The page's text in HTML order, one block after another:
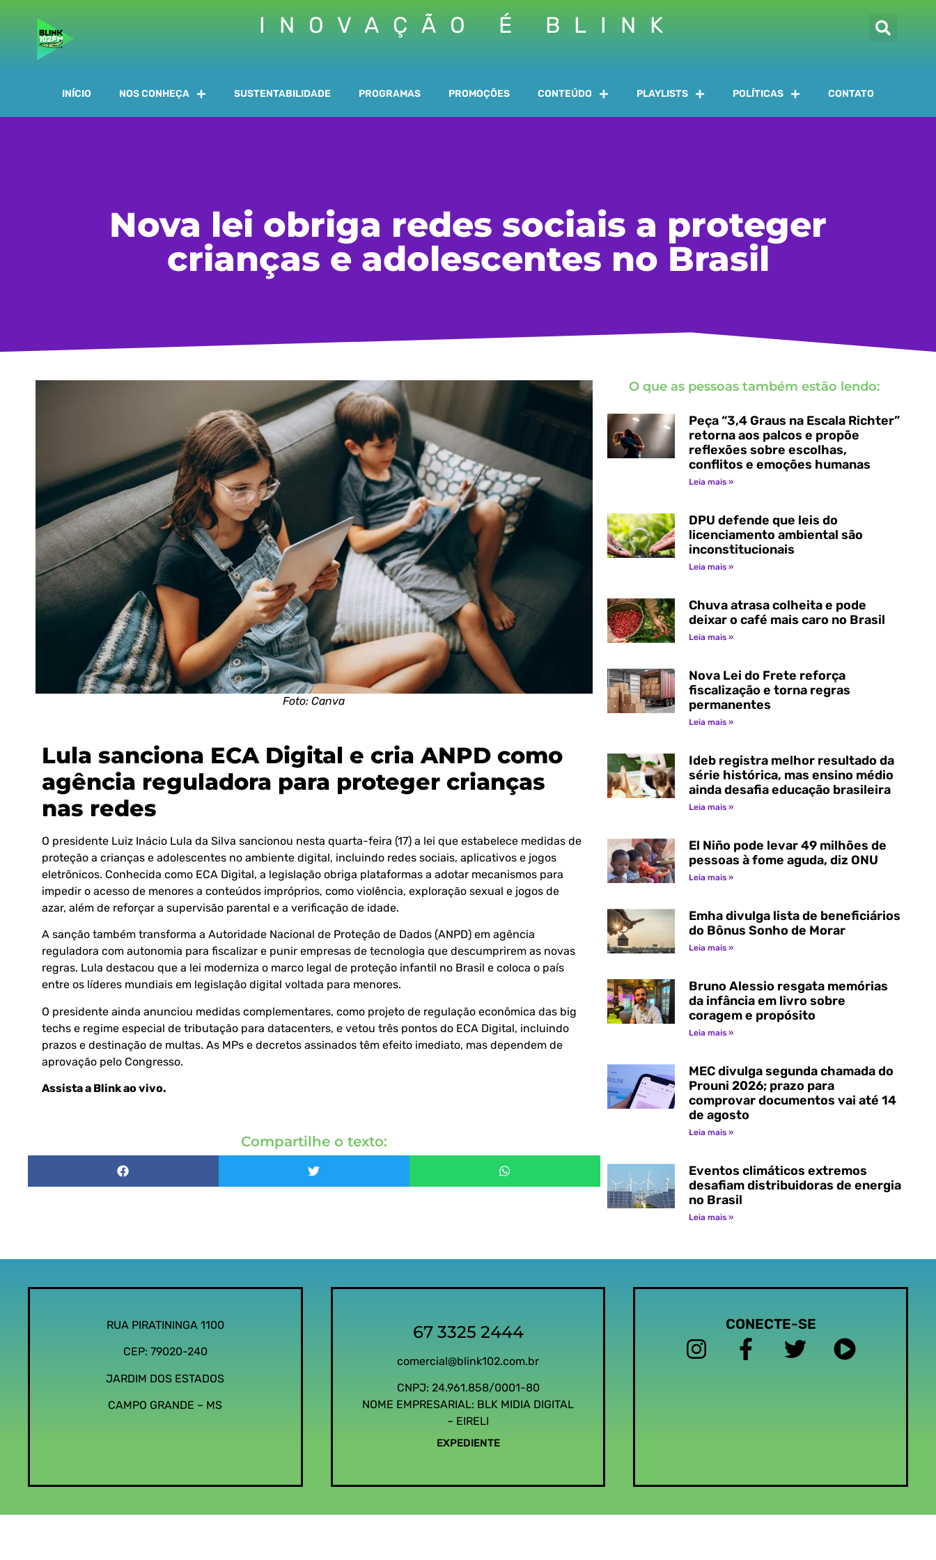
INOVAÇÃO É BLINK
INÍCIO NOS CONHEÇA SUSTENTABILIDADE PROGRAMAS PROMOÇÕES CONTEÚDO PLAYLISTS POLÍTICAS CONTATO
Nova lei obriga redes sociais a proteger
crianças e adolescentes no Brasil
Foto: Canva
Lula sanciona ECA Digital e cria ANPD como
agência reguladora para proteger crianças
nas redes
O presidente Luiz Inácio Lula da Silva sancionou nesta quarta-feira (17) a lei que estabelece medidas de
proteção a crianças e adolescentes no ambiente digital, incluindo redes sociais, aplicativos e jogos
eletrônicos. Conhecida como ECA Digital, a legislação obriga plataformas a adotar mecanismos para
impedir o acesso de menores a conteúdos impróprios, como violência, exploração sexual e jogos de
azar, além de reforçar a supervisão parental e a verificação de idade.
A sanção também transforma a Autoridade Nacional de Proteção de Dados (ANPD) em agência
reguladora com autonomia para fiscalizar e punir empresas de tecnologia que descumprirem as novas
regras. Lula destacou que a lei moderniza o marco legal de proteção infantil no Brasil e coloca o país
entre os líderes mundiais em legislação digital voltada para menores.
O presidente ainda anunciou medidas complementares, como projeto de regulação econômica das big
techs e regime especial de tributação para datacenters, e vetou três pontos do ECA Digital, incluindo
prazos e destinação de multas. As MPs e decretos assinados têm efeito imediato, mas dependem de
aprovação pelo Congresso.
Assista a Blink ao vivo.
Compartilhe o texto:
O que as pessoas também estão lendo:
Peça “3,4 Graus na Escala Richter”
retorna aos palcos e propõe
reflexões sobre escolhas,
conflitos e emoções humanas
Leia mais »
DPU defende que leis do
licenciamento ambiental são
inconstitucionais
Leia mais »
Chuva atrasa colheita e pode
deixar o café mais caro no Brasil
Leia mais »
Nova Lei do Frete reforça
fiscalização e torna regras
permanentes
Leia mais »
Ideb registra melhor resultado da
série histórica, mas ensino médio
ainda desafia educação brasileira
Leia mais »
El Niño pode levar 49 milhões de
pessoas à fome aguda, diz ONU
Leia mais »
Emha divulga lista de beneficiários
do Bônus Sonho de Morar
Leia mais »
Bruno Alessio resgata memórias
da infância em livro sobre
coragem e propósito
Leia mais »
MEC divulga segunda chamada do
Prouni 2026; prazo para
comprovar documentos vai até 14
de agosto
Leia mais »
Eventos climáticos extremos
desafiam distribuidoras de energia
no Brasil
Leia mais »
RUA PIRATININGA 1100
CEP: 79020-240
JARDIM DOS ESTADOS
CAMPO GRANDE – MS
67 3325 2444
comercial@blink102.com.br
CNPJ: 24.961.858/0001-80
NOME EMPRESARIAL: BLK MIDIA DIGITAL
– EIRELI
EXPEDIENTE
CONECTE-SE